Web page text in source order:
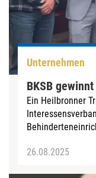
Unternehmen
BKSB
Ein Heilbronner
26.08.2025